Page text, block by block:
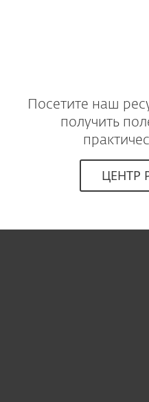
Посетите наш
получить
ЦЕНТР